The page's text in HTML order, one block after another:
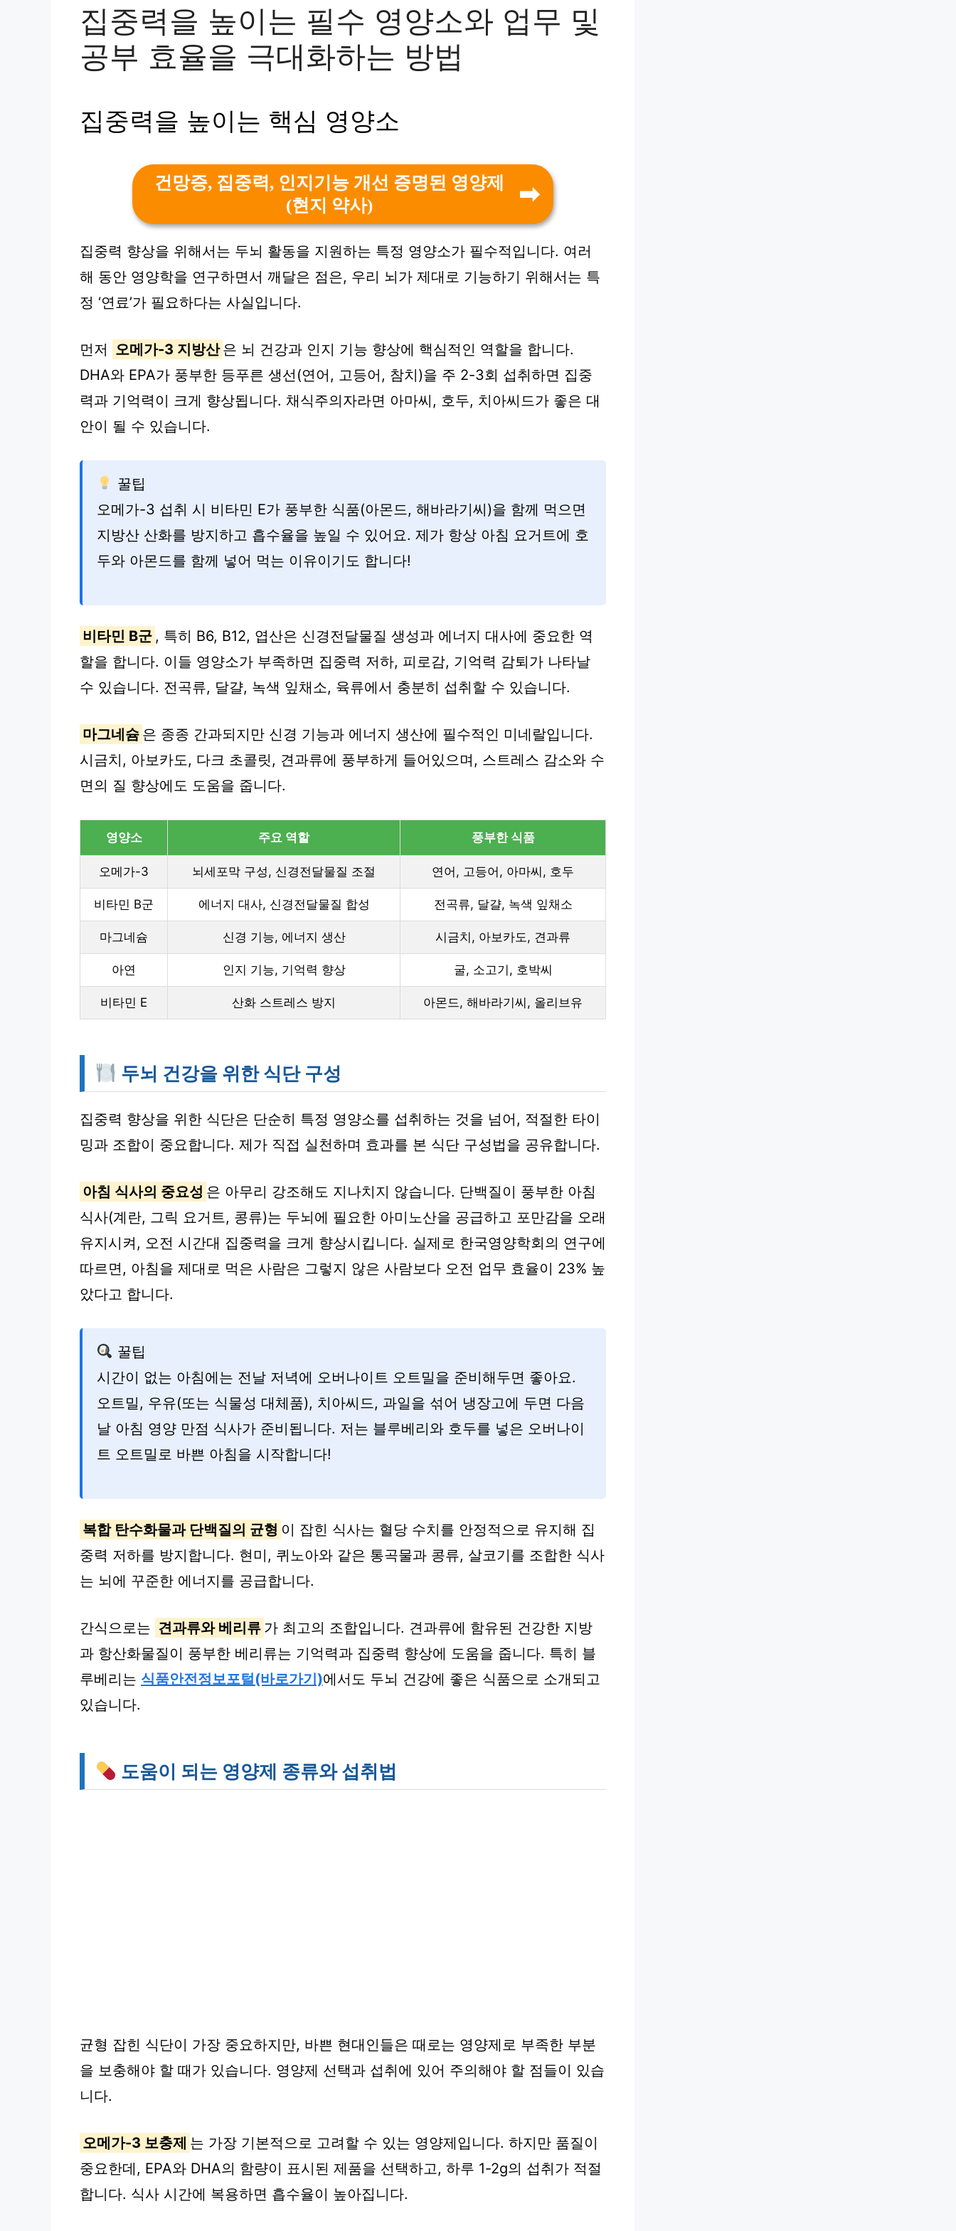
집중력을 높이는 필수 영양소와 업무 및
공부 효율을 극대화하는 방법
집중력을 높이는 핵심 영양소
건망증, 집중력, 인지기능 개선 증명된 영양제
(현지 약사)
집중력 향상을 위해서는 두뇌 활동을 지원하는 특정 영양소가 필수적입니다. 여러
해 동안 영양학을 연구하면서 깨달은 점은, 우리 뇌가 제대로 기능하기 위해서는 특
정 ‘연료’가 필요하다는 사실입니다.
먼저 오메가-3 지방산 은 뇌 건강과 인지 기능 향상에 핵심적인 역할을 합니다.
DHA와 EPA가 풍부한 등푸른 생선(연어, 고등어, 참치)을 주 2-3회 섭취하면 집중
력과 기억력이 크게 향상됩니다. 채식주의자라면 아마씨, 호두, 치아씨드가 좋은 대
안이 될 수 있습니다.
꿀팁
오메가-3 섭취 시 비타민 E가 풍부한 식품(아몬드, 해바라기씨)을 함께 먹으면
지방산 산화를 방지하고 흡수율을 높일 수 있어요. 제가 항상 아침 요거트에 호
두와 아몬드를 함께 넣어 먹는 이유이기도 합니다!
비타민 B군 , 특히 B6, B12, 엽산은 신경전달물질 생성과 에너지 대사에 중요한 역
할을 합니다. 이들 영양소가 부족하면 집중력 저하, 피로감, 기억력 감퇴가 나타날
수 있습니다. 전곡류, 달걀, 녹색 잎채소, 육류에서 충분히 섭취할 수 있습니다.
마그네슘 은 종종 간과되지만 신경 기능과 에너지 생산에 필수적인 미네랄입니다.
시금치, 아보카도, 다크 초콜릿, 견과류에 풍부하게 들어있으며, 스트레스 감소와 수
면의 질 향상에도 도움을 줍니다.
영양소 주요 역할 풍부한 식품
오메가-3 뇌세포막 구성, 신경전달물질 조절 연어, 고등어, 아마씨, 호두
비타민 B군 에너지 대사, 신경전달물질 합성 전곡류, 달걀, 녹색 잎채소
마그네슘 신경 기능, 에너지 생산 시금치, 아보카도, 견과류
아연 인지 기능, 기억력 향상 굴, 소고기, 호박씨
비타민 E 산화 스트레스 방지 아몬드, 해바라기씨, 올리브유
두뇌 건강을 위한 식단 구성
집중력 향상을 위한 식단은 단순히 특정 영양소를 섭취하는 것을 넘어, 적절한 타이
밍과 조합이 중요합니다. 제가 직접 실천하며 효과를 본 식단 구성법을 공유합니다.
아침 식사의 중요성 은 아무리 강조해도 지나치지 않습니다. 단백질이 풍부한 아침
식사(계란, 그릭 요거트, 콩류)는 두뇌에 필요한 아미노산을 공급하고 포만감을 오래
유지시켜, 오전 시간대 집중력을 크게 향상시킵니다. 실제로 한국영양학회의 연구에
따르면, 아침을 제대로 먹은 사람은 그렇지 않은 사람보다 오전 업무 효율이 23% 높
았다고 합니다.
꿀팁
시간이 없는 아침에는 전날 저녁에 오버나이트 오트밀을 준비해두면 좋아요.
오트밀, 우유(또는 식물성 대체품), 치아씨드, 과일을 섞어 냉장고에 두면 다음
날 아침 영양 만점 식사가 준비됩니다. 저는 블루베리와 호두를 넣은 오버나이
트 오트밀로 바쁜 아침을 시작합니다!
복합 탄수화물과 단백질의 균형 이 잡힌 식사는 혈당 수치를 안정적으로 유지해 집
중력 저하를 방지합니다. 현미, 퀴노아와 같은 통곡물과 콩류, 살코기를 조합한 식사
는 뇌에 꾸준한 에너지를 공급합니다.
간식으로는 견과류와 베리류 가 최고의 조합입니다. 견과류에 함유된 건강한 지방
과 항산화물질이 풍부한 베리류는 기억력과 집중력 향상에 도움을 줍니다. 특히 블
루베리는 식품안전정보포털(바로가기)에서도 두뇌 건강에 좋은 식품으로 소개되고
있습니다.
도움이 되는 영양제 종류와 섭취법
균형 잡힌 식단이 가장 중요하지만, 바쁜 현대인들은 때로는 영양제로 부족한 부분
을 보충해야 할 때가 있습니다. 영양제 선택과 섭취에 있어 주의해야 할 점들이 있습
니다.
오메가-3 보충제 는 가장 기본적으로 고려할 수 있는 영양제입니다. 하지만 품질이
중요한데, EPA와 DHA의 함량이 표시된 제품을 선택하고, 하루 1-2g의 섭취가 적절
합니다. 식사 시간에 복용하면 흡수율이 높아집니다.